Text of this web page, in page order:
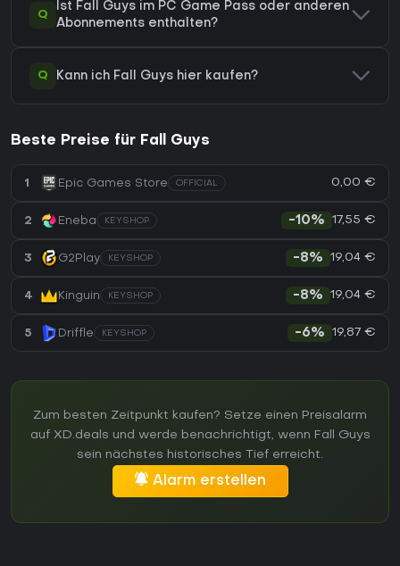
Q
Ist Fall Guys im PC Game Pass oder anderen
Abonnements enthalten?
Q Kann ich Fall Guys hier kaufen?
Beste Preise für Fall Guys
1 Epic Games Store OFFICIAL 0,00 €
2 Eneba KEYSHOP -10% 17,55 €
3 G2Play KEYSHOP -8% 19,04 €
4 Kinguin KEYSHOP -8% 19,04 €
5 Driffle KEYSHOP -6% 19,87 €
Zum besten Zeitpunkt kaufen? Setze einen Preisalarm
auf XD.deals und werde benachrichtigt, wenn Fall Guys
sein nächstes historisches Tief erreicht.
Alarm erstellen